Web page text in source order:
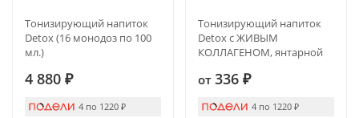
Тонизирующий напиток
Detox (16 монодоз по 100
мл.)
4 880 ₽
4 по 1220 ₽
Тонизирующий напиток
Detox с ЖИВЫМ
КОЛЛАГЕНОМ, янтарной
от 336 ₽
4 по 1220 ₽